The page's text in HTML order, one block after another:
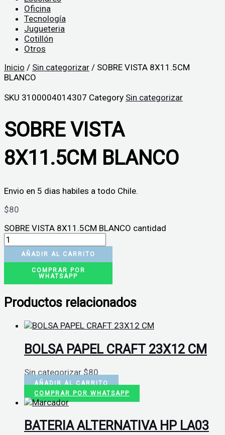
Oficina
Tecnología
Jugueteria
Cotillón
Otros
Inicio / Sin categorizar / SOBRE VISTA 8X11.5CM
BLANCO
SKU 3100004014307 Category Sin categorizar
SOBRE VISTA
8X11.5CM BLANCO
Envio en 5 dias habiles a todo Chile.
$80
SOBRE VISTA 8X11.5CM BLANCO cantidad
AÑADIR AL CARRITO
COMPRAR POR
WHATSAPP
Productos relacionados
BOLSA PAPEL CRAFT 23X12 CM
Sin categorizar $80
AÑADIR AL CARRITO
COMPRAR POR WHATSAPP
BATERIA ALTERNATIVA HP LA03